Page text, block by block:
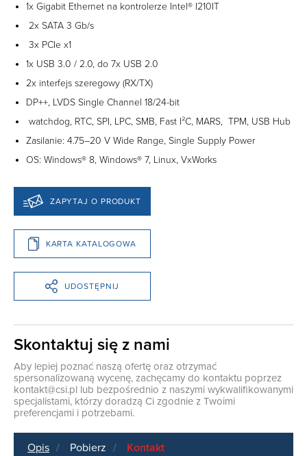
1x Gigabit Ethernet na kontrolerze Intel® I210IT
2x SATA 3 Gb/s
3x PCIe x1
1x USB 3.0 / 2.0, do 7x USB 2.0
2x interfejs szeregowy (RX/TX)
DP++, LVDS Single Channel 18/24-bit
watchdog, RTC, SPI, LPC, SMB, Fast I²C, MARS, TPM, USB Hub
Zasilanie: 4.75–20 V Wide Range, Single Supply Power
OS: Windows® 8, Windows® 7, Linux, VxWorks
ZAPYTAJ O PRODUKT
KARTA KATALOGOWA
UDOSTĘPNIJ
Skontaktuj się z nami
Aby lepiej poznać naszą ofertę oraz otrzymać
spersonalizowaną wycenę, zachęcamy do kontaktu poprzez
kontakt@csi.pl lub bezpośrednio z naszymi wykwalifikowanymi
specjalistami, którzy doradzą Ci zgodnie z Twoimi
preferencjami i potrzebami.
Opis Pobierz Kontakt